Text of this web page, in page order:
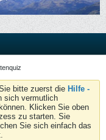
bitte zuerst die Hilfe -
sich vermutlich
Klicken Sie oben
zu starten. Sie
Sie sich einfach das